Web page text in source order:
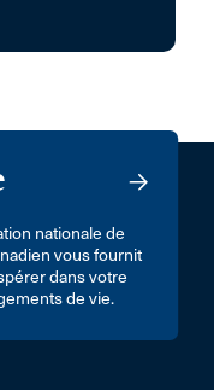
nationale de
vous fournit
dans votre
de vie.